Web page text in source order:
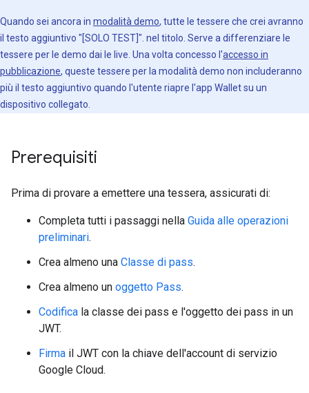
Quando sei ancora in modalità demo, tutte le tessere che crei avranno
il testo aggiuntivo "[SOLO TEST]". nel titolo. Serve a differenziare le
tessere per le demo dai le live. Una volta concesso l'accesso in
pubblicazione, queste tessere per la modalità demo non includeranno
più il testo aggiuntivo quando l'utente riapre l'app Wallet su un
dispositivo collegato.
Prerequisiti
Prima di provare a emettere una tessera, assicurati di:
Completa tutti i passaggi nella Guida alle operazioni
preliminari.
Crea almeno una Classe di pass.
Crea almeno un oggetto Pass.
Codifica la classe dei pass e l'oggetto dei pass in un
JWT.
Firma il JWT con la chiave dell'account di servizio
Google Cloud.